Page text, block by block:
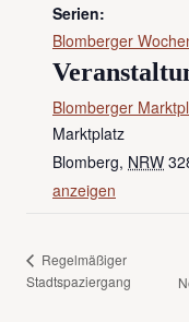
Serien:
Blomberger
Blomberger
Marktplatz
Blomberg, NRW
anzeigen
Regelmäßiger
Stadtspaziergang